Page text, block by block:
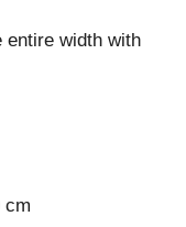
entire width with
cm